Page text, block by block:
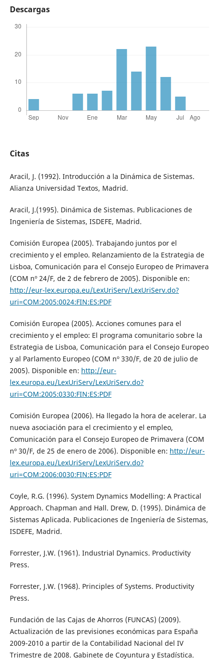
Descargas
Citas
Aracil, J. (1992). Introducción a la Dinámica de Sistemas.
Alianza Universidad Textos, Madrid.
Aracil, J.(1995). Dinámica de Sistemas. Publicaciones de
Ingeniería de Sistemas, ISDEFE, Madrid.
Comisión Europea (2005). Trabajando juntos por el
crecimiento y el empleo. Relanzamiento de la Estrategia de
Lisboa, Comunicación para el Consejo Europeo de Primavera
(COM nº 24/F, de 2 de febrero de 2005). Disponible en:
http://eur-lex.europa.eu/LexUriServ/LexUriServ.do?
uri=COM:2005:0024:FIN:ES:PDF
Comisión Europea (2005). Acciones comunes para el
crecimiento y el empleo: El programa comunitario sobre la
Estrategia de Lisboa, Comunicación para el Consejo Europeo
y al Parlamento Europeo (COM nº 330/F, de 20 de julio de
2005). Disponible en: http://eur-
lex.europa.eu/LexUriServ/LexUriServ.do?
uri=COM:2005:0330:FIN:ES:PDF
Comisión Europea (2006). Ha llegado la hora de acelerar. La
nueva asociación para el crecimiento y el empleo,
Comunicación para el Consejo Europeo de Primavera (COM
nº 30/F, de 25 de enero de 2006). Disponible en: http://eur-
lex.europa.eu/LexUriServ/LexUriServ.do?
uri=COM:2006:0030:FIN:ES:PDF
Coyle, R.G. (1996). System Dynamics Modelling: A Practical
Approach. Chapman and Hall. Drew, D. (1995). Dinámica de
Sistemas Aplicada. Publicaciones de Ingeniería de Sistemas,
ISDEFE, Madrid.
Forrester, J.W. (1961). Industrial Dynamics. Productivity
Press.
Forrester, J.W. (1968). Principles of Systems. Productivity
Press.
Fundación de las Cajas de Ahorros (FUNCAS) (2009).
Actualización de las previsiones económicas para España
2009-2010 a partir de la Contabilidad Nacional del IV
Trimestre de 2008. Gabinete de Coyuntura y Estadística.